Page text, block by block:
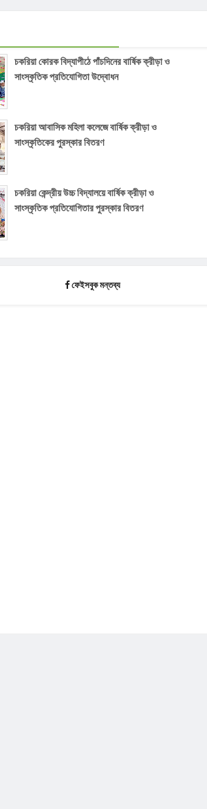
চকরিয়া কোরক বিদ্যাপীঠে পাঁচদিনের বার্ষিক ক্রীড়া ও
সাংস্কৃতিক প্রতিযোগিতা উদ্বোধন
চকরিয়া আবাসিক মহিলা কলেজে বার্ষিক ক্রীড়া ও
সাংস্কৃতিকের পুরস্কার বিতরণ
চকরিয়া কেন্দ্রীয় উচ্চ বিদ্যালয়ে বার্ষিক ক্রীড়া ও
সাংস্কৃতিক প্রতিযোগিতার পুরস্কার বিতরণ
ফেইসবুক মন্তব্য